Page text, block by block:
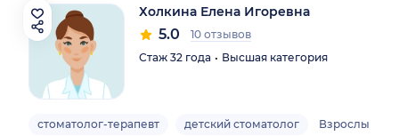
Холкина Елена Игоревна
5.0
10 отзывов
Стаж 32 года
Высшая категория
стоматолог-терапевт детский стоматолог Взрослый,